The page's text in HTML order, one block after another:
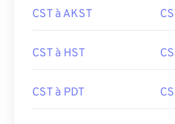
CST à AKST
CST à HST
CST à PDT